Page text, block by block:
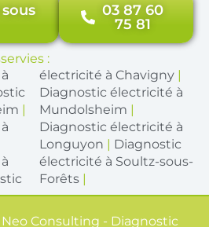
03 87 60
75 81
:
|
électricité à Chavigny|
Diagnostic électricité à
Mundolsheim |
Diagnostic électricité à
Longuyon | Diagnostic
électricité à Soultz-sous-
Forêts|
Consulting - Diagnostic